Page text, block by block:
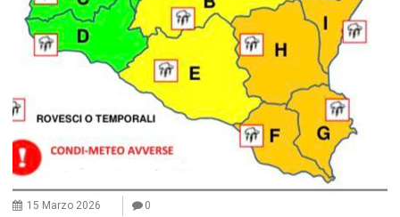
15 Marzo 2026 0